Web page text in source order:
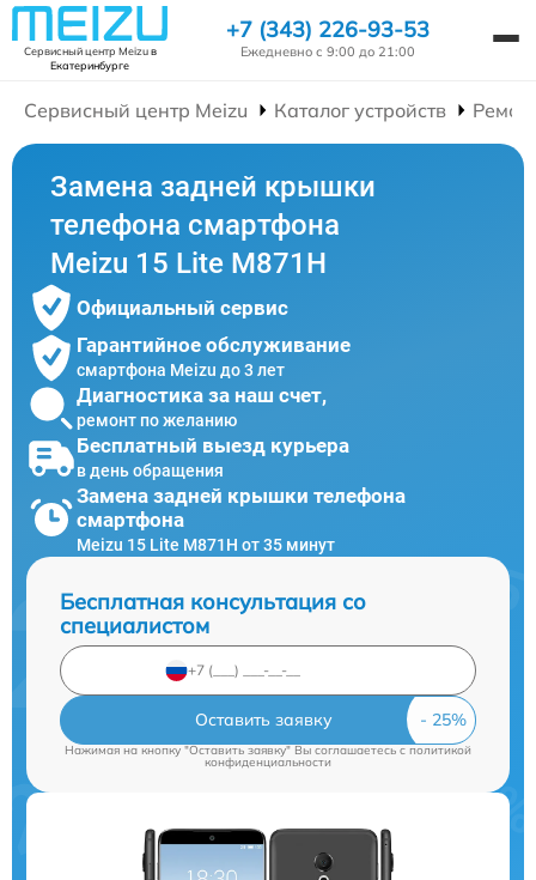
Сервисный центр Meizuв
Екатеринбурге
+7 (343) 226-93-53
Ежедневно с 9:00 до 21:00
Сервисный центр Meizu Каталог устройств
Замена задней крышки
телефона смартфона
Meizu 15 Lite M871H
Официальный сервис
Гарантийное обслуживание
смартфона Meizu до 3 лет
Диагностика за наш счет,
ремонт по желанию
Бесплатный выезд курьера
в день обращения
Замена задней крышки телефона
смартфона
Meizu 15 Lite M871H от 35 минут
Бесплатная консультация со
специалистом
Оставить заявку
Нажимая на кнопку "Оставить заявку" Вы соглашаетесь cполитикой
конфиденциальности